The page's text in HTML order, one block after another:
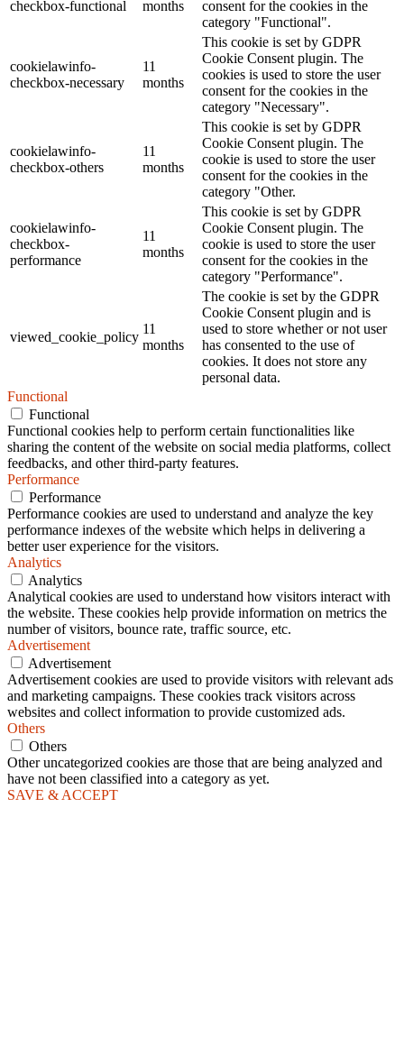
checkbox-functional
months
consent for the cookies in the
category "Functional".
cookielawinfo-
checkbox-necessary
11
months
This cookie is set by GDPR
Cookie Consent plugin. The
cookies is used to store the user
consent for the cookies in the
category "Necessary".
cookielawinfo-
checkbox-others
11
months
This cookie is set by GDPR
Cookie Consent plugin. The
cookie is used to store the user
consent for the cookies in the
category "Other.
cookielawinfo-
checkbox-
performance
11
months
This cookie is set by GDPR
Cookie Consent plugin. The
cookie is used to store the user
consent for the cookies in the
category "Performance".
viewed_cookie_policy
11
months
The cookie is set by the GDPR
Cookie Consent plugin and is
used to store whether or not user
has consented to the use of
cookies. It does not store any
personal data.
Functional
Functional
Functional cookies help to perform certain functionalities like
sharing the content of the website on social media platforms, collect
feedbacks, and other third-party features.
Performance
Performance
Performance cookies are used to understand and analyze the key
performance indexes of the website which helps in delivering a
better user experience for the visitors.
Analytics
Analytics
Analytical cookies are used to understand how visitors interact with
the website. These cookies help provide information on metrics the
number of visitors, bounce rate, traffic source, etc.
Advertisement
Advertisement
Advertisement cookies are used to provide visitors with relevant ads
and marketing campaigns. These cookies track visitors across
websites and collect information to provide customized ads.
Others
Others
Other uncategorized cookies are those that are being analyzed and
have not been classified into a category as yet.
SAVE & ACCEPT